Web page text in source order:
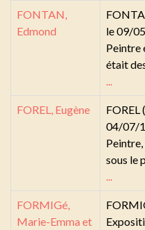
FONTAN,
Edmond
le 09/
Peintre
était
FOREL, Eugène
FOREL
04/07/
sous le
FORMIGé,
Marie-Emma et